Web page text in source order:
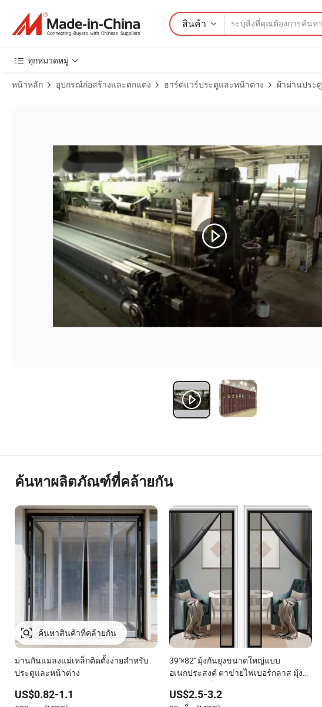
สินค้า
ทุกหมวดหมู่
หน้าหลัก อุปกรณ์ก่อสร้างและตกแต่ง ฮาร์ดแวร์ประตูและหน้าต่าง ผ้าม่านประตู
ค้นหาผลิตภัณฑ์ที่คล้ายกัน
ม่านกันแมลงแม่เหล็กติดตั้งง่ายสำหรับ
ประตูและหน้าต่าง
US$0.82-1.1
39''×82'' มุ้งกันยุงขนาดใหญ่แบบ
อเนกประสงค์ ตาข่ายไฟเบอร์กลาส มุ้ง
US$2.5-3.2